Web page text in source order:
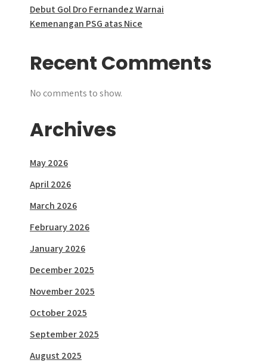
Debut Gol Dro Fernandez Warnai
Kemenangan PSG atas Nice
Recent Comments
No comments to show.
Archives
May 2026
April 2026
March 2026
February 2026
January 2026
December 2025
November 2025
October 2025
September 2025
August 2025